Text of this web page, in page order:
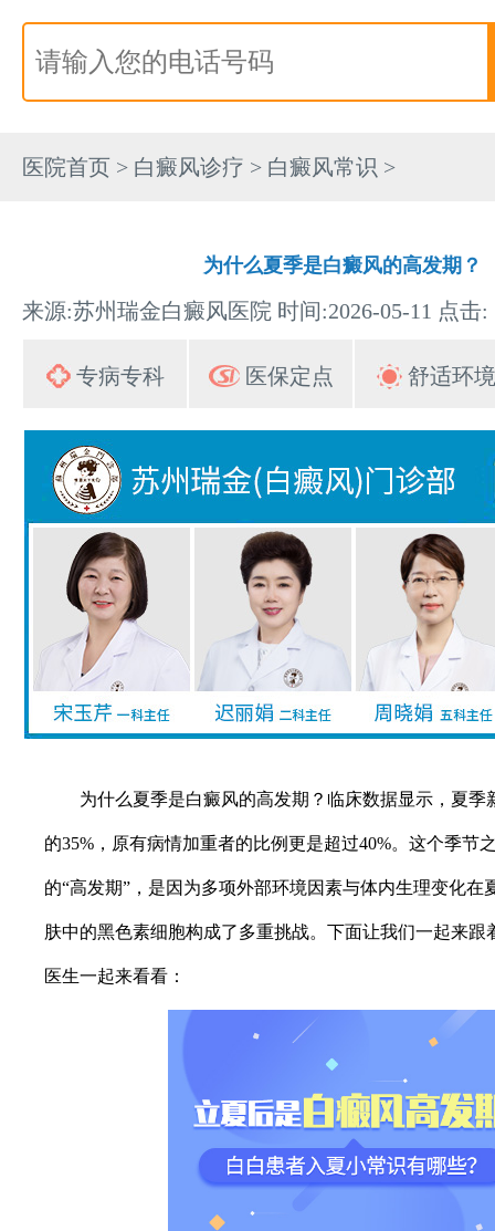
医院首页 > 白癜风诊疗 > 白癜风常识 >
为什么夏季是白癜风的高发期？
来源:苏州瑞金白癜风医院 时间:2026-05-11 点击:
专病专科 医保定点 舒适环境
为什么夏季是白癜风的高发期？临床数据显示，夏季
的35%，原有病情加重者的比例更是超过40%。这个季节
的“高发期”，是因为多项外部环境因素与体内生理变化在
肤中的黑色素细胞构成了多重挑战。下面让我们一起来跟
医生一起来看看：